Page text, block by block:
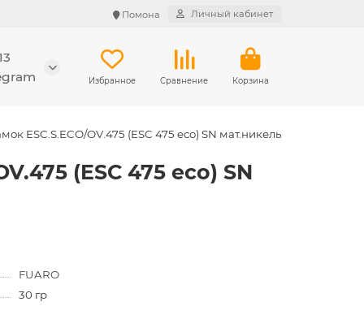
Помона Личный кабинет
Избранное Сравнение Корзина
ESC.S.ECO/OV.475 (ESC 475 eco) SN мат.никель
(ESC 475 eco) SN
FUARO
30 гр